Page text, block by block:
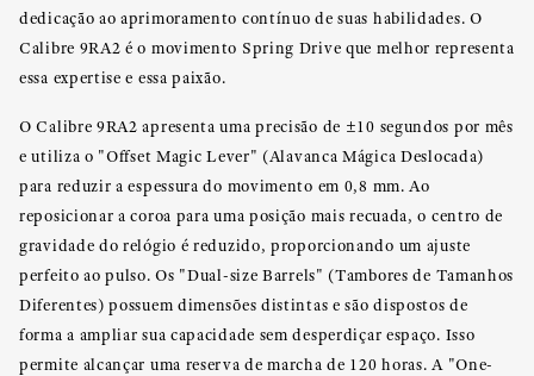
dedicação ao aprimoramento contínuo de suas habilidades. O
Calibre 9RA2 é o movimento Spring Drive que melhor representa
essa expertise e essa paixão.
O Calibre 9RA2 apresenta uma precisão de ±10 segundos por mês
e utiliza o "Offset Magic Lever" (Alavanca Mágica Deslocada)
para reduzir a espessura do movimento em 0,8 mm. Ao
reposicionar a coroa para uma posição mais recuada, o centro de
gravidade do relógio é reduzido, proporcionando um ajuste
perfeito ao pulso. Os "Dual-size Barrels" (Tambores de Tamanhos
Diferentes) possuem dimensões distintas e são dispostos de
forma a ampliar sua capacidade sem desperdiçar espaço. Isso
permite alcançar uma reserva de marcha de 120 horas. A "One-